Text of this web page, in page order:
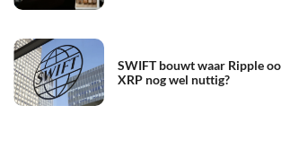
SWIFT bouwt waar Ripple
XRP nog wel nuttig?